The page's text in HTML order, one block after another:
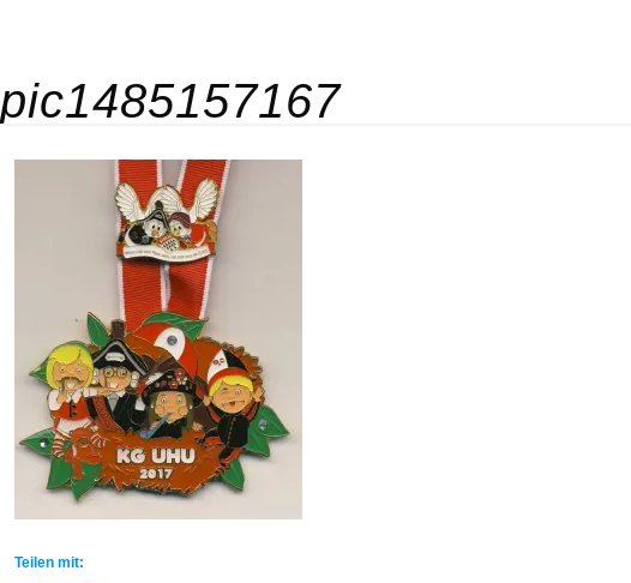
pic1485157167
Teilen mit: